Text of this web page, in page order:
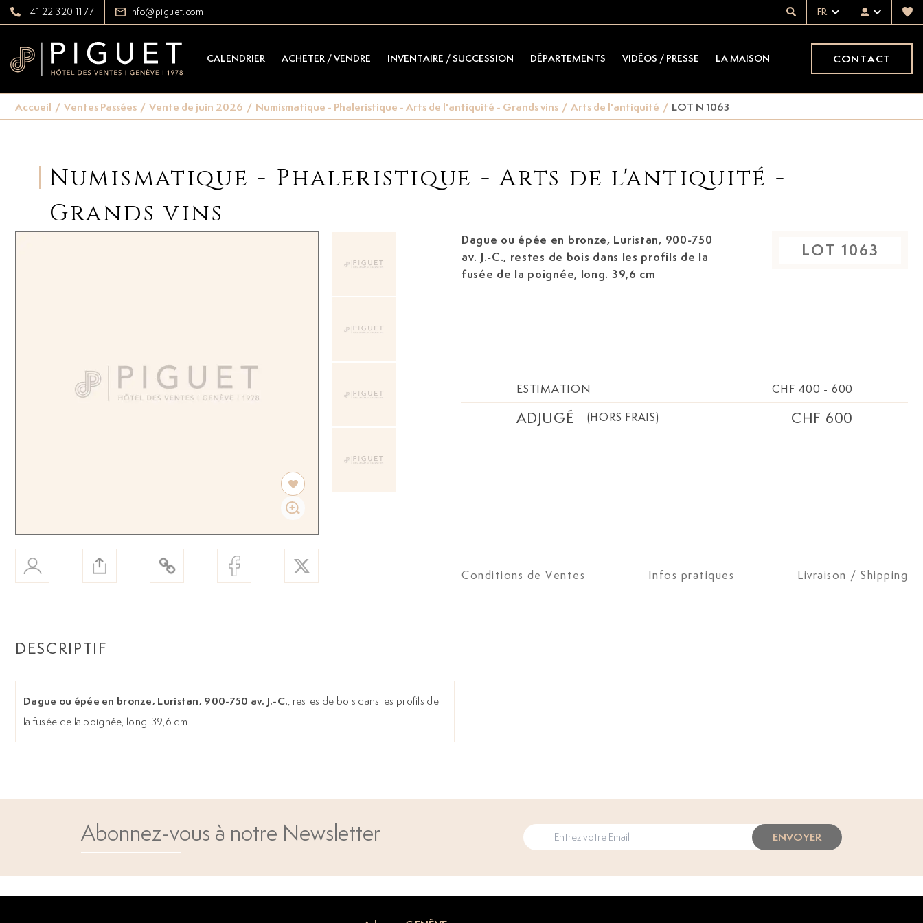
+41 22 320 11 77 info@piguet.com FR
CALENDRIER ACHETER / VENDRE INVENTAIRE / SUCCESSION DÉPARTEMENTS VIDÉOS / PRESSE LA MAISON CONTACT
Accueil / Ventes Passées / Vente de juin 2026 / Numismatique - Phaleristique - Arts de l'antiquité - Grands vins / Arts de l'antiquité / LOT N 1063
Numismatique - Phaleristique - Arts de l'antiquité -
Grands vins
Dague ou épée en bronze, Luristan, 900-750
av. J.-C., restes de bois dans les profils de la
fusée de la poignée, long. 39,6 cm
LOT 1063
ESTIMATION CHF 400 - 600
ADJUGÉ (HORS FRAIS) CHF 600
Conditions de Ventes Infos pratiques Livraison / Shipping
DESCRIPTIF
Dague ou épée en bronze, Luristan, 900-750 av. J.-C., restes de bois dans les profils de
la fusée de la poignée, long. 39,6 cm
Abonnez-vous à notre Newsletter ENVOYER